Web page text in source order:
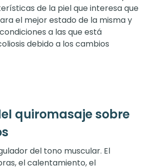
de la piel que interesa que
el mejor estado de la misma y
a las que está
debido a los cambios
quiromasaje sobre
del tono muscular. El
el calentamiento, el